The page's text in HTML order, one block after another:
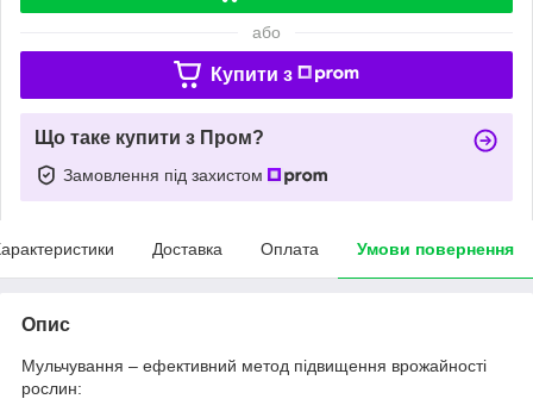
або
Купити з
Що таке купити з Пром?
Замовлення під захистом
Доставка Оплата Умови повернення
Опис
Mульчування – ефективний метод підвищення врожайності
рослин: